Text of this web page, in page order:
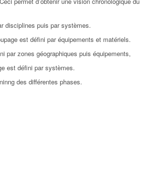
disciplines puis par systèmes.
est défini par équipements et matériels.
par zones géographiques puis équipements,
est défini par systèmes.
des différentes phases.